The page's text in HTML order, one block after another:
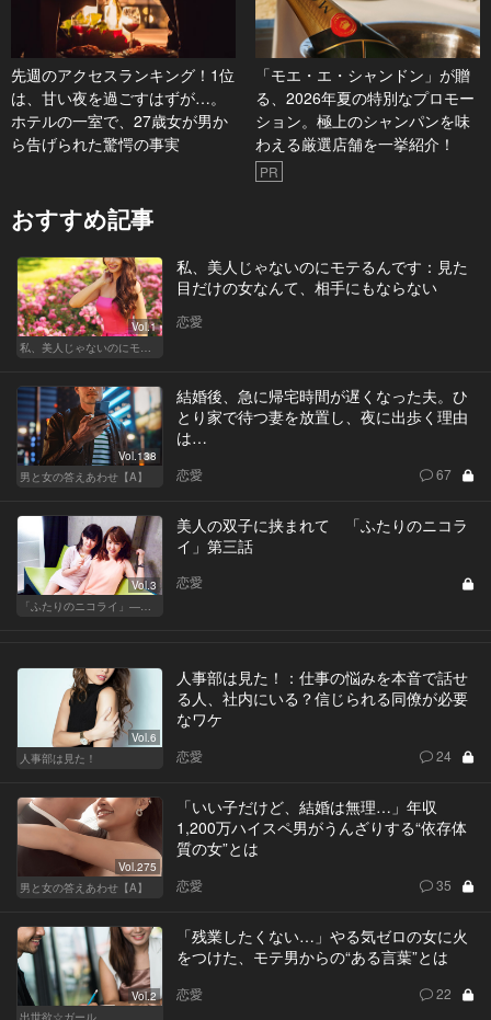
先週のアクセスランキング！1位
は、甘い夜を過ごすはずが…。
ホテルの一室で、27歳女が男か
ら告げられた驚愕の事実
「モエ・エ・シャンドン」が贈
る、2026年夏の特別なプロモー
ション。極上のシャンパンを味
わえる厳選店舗を一挙紹介！
PR
おすすめ記事
Vol.1
私、美人じゃないのにモテるんです。
私、美人じゃないのにモテるんです：見た
目だけの女なんて、相手にもならない
恋愛
Vol.138
男と女の答えあわせ【A】
結婚後、急に帰宅時間が遅くなった夫。ひ
とり家で待つ妻を放置し、夜に出歩く理由
は…
恋愛 67
Vol.3
「ふたりのニコライ」―作家・柴崎竜人の恋愛ストーリー
美人の双子に挟まれて 「ふたりのニコラ
イ」第三話
恋愛
Vol.6
人事部は見た！
人事部は見た！：仕事の悩みを本音で話せ
る人、社内にいる？信じられる同僚が必要
なワケ
恋愛 24
Vol.275
男と女の答えあわせ【A】
「いい子だけど、結婚は無理…」年収
1,200万ハイスペ男がうんざりする“依存体
質の女”とは
恋愛 35
Vol.2
出世欲☆ガール
「残業したくない…」やる気ゼロの女に火
をつけた、モテ男からの“ある言葉”とは
恋愛 22